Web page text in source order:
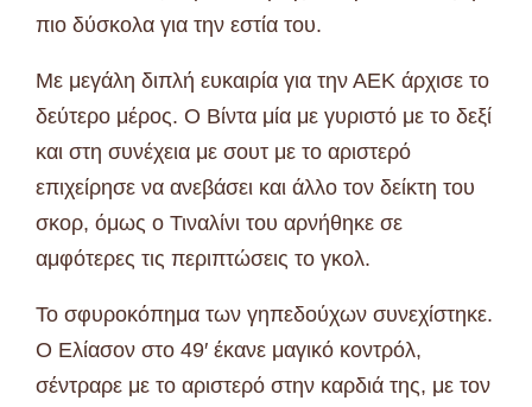
πιο δύσκολα για την εστία του.
Με μεγάλη διπλή ευκαιρία για την ΑΕΚ άρχισε το
δεύτερο μέρος. Ο Βίντα μία με γυριστό με το δεξί
και στη συνέχεια με σουτ με το αριστερό
επιχείρησε να ανεβάσει και άλλο τον δείκτη του
σκορ, όμως ο Τιναλίνι του αρνήθηκε σε
αμφότερες τις περιπτώσεις το γκολ.
Το σφυροκόπημα των γηπεδούχων συνεχίστηκε.
Ο Ελίασον στο 49′ έκανε μαγικό κοντρόλ,
σέντραρε με το αριστερό στην καρδιά της, με τον